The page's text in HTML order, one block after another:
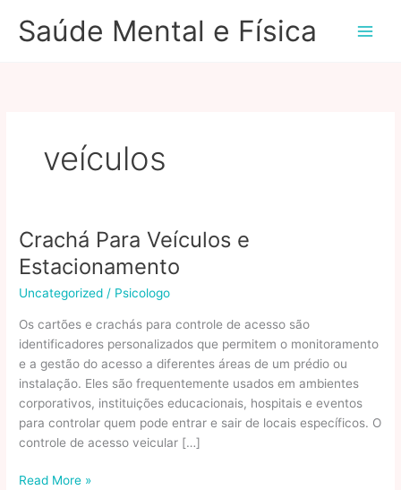
paraSaúde Mental e Física
veículos
Crachá Para Veículos e
Estacionamento
Uncategorized / Psicologo
Os cartões e crachás para controle de acesso são
identificadores personalizados que permitem o monitoramento
e a gestão do acesso a diferentes áreas de um prédio ou
instalação. Eles são frequentemente usados em ambientes
corporativos, instituições educacionais, hospitais e eventos
para controlar quem pode entrar e sair de locais específicos. O
controle de acesso veicular […]
Crachá
Read More »